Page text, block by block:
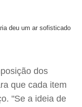
deu um ar sofisticado
dos
que cada item
"Se a ideia de